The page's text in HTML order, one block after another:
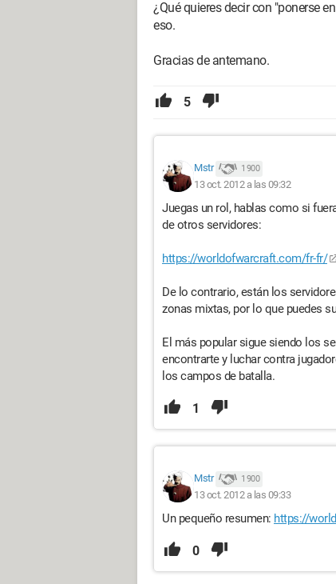
¿Qué quieres decir con "ponerse
eso.
Gracias de antemano.
5
Mstr 1 900
13 oct. 2012 a las 09:32
Juegas un rol, hablas como si
de otros servidores:
https://worldofwarcraft.com/fr-fr/
De lo contrario, están los
zonas mixtas, por lo que puedes
El más popular sigue siendo los
encontrarte y luchar contra
los campos de batalla.
1
Mstr 1 900
13 oct. 2012 a las 09:33
Un pequeño resumen: https://
0